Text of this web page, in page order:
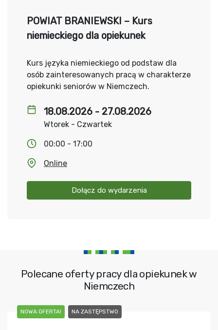
18.08.2026 - 27.08.2026
Wtorek - Czwartek
00:00 - 17:00
Online
Dołącz do wydarzenia
POWIAT BRANIEWSKI – Kurs
niemieckiego dla opiekunek
Kurs języka niemieckiego od podstaw dla
osób zainteresowanych pracą w charakterze
opiekunki seniorów w Niemczech.
Polecane oferty pracy dla opiekunek w
Niemczech
NOWA OFERTA! NA ZASTĘPSTWO